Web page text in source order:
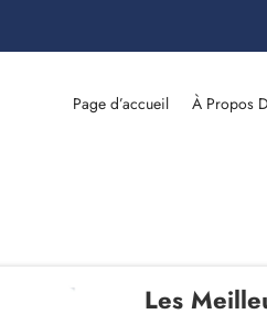
Page d’accueil À Propos
Les